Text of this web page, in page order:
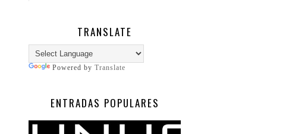
TRANSLATE
Powered by Translate
ENTRADAS POPULARES